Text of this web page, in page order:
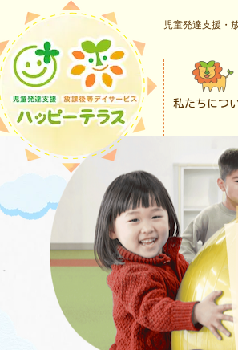
児童発達支援・
私たちにつ